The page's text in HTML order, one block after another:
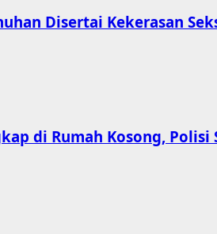
Disertai Kekerasan
di Rumah Kosong,